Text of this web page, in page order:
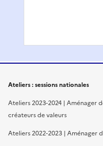
Ateliers : sessions nationales
Ateliers 2023-2024 | Aménager
créateurs de valeurs
Ateliers 2022-2023 | Aménager